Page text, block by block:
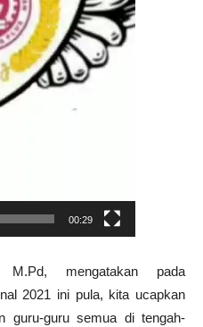
00:29
M.Pd, mengatakan pada
2021 ini pula, kita ucapkan
guru-guru semua di tengah-